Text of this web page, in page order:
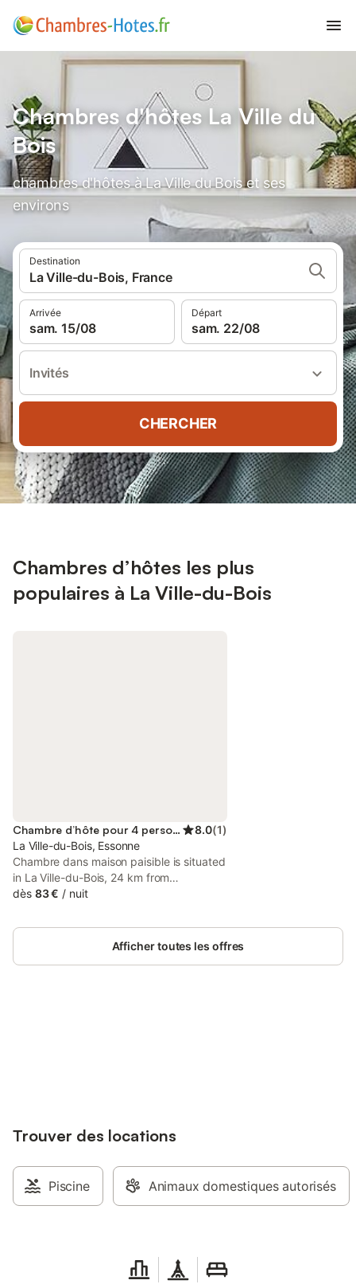
Chambres d'hôtes La Ville du
Bois
chambres d'hôtes à La Ville du Bois et ses
environs
Destination
La Ville-du-Bois, France
Arrivée
sam. 15/08
Départ
sam. 22/08
Invités
CHERCHER
Chambres d’hôtes les plus
populaires à La Ville-du-Bois
Chambre d’hôte pour 4 personnes 8.0(1)
La Ville-du-Bois, Essonne
Chambre dans maison paisible is situated
in La Ville-du-Bois, 24 km from
Luxembourg Gardens, 24 km from Paris
km from Sainte-Chapelle.
dès 83 € / nuit
Afficher toutes les offres
Trouver des locations
Piscine Animaux domestiques autorisés